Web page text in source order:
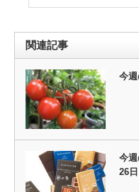
関連記事
今
今
26